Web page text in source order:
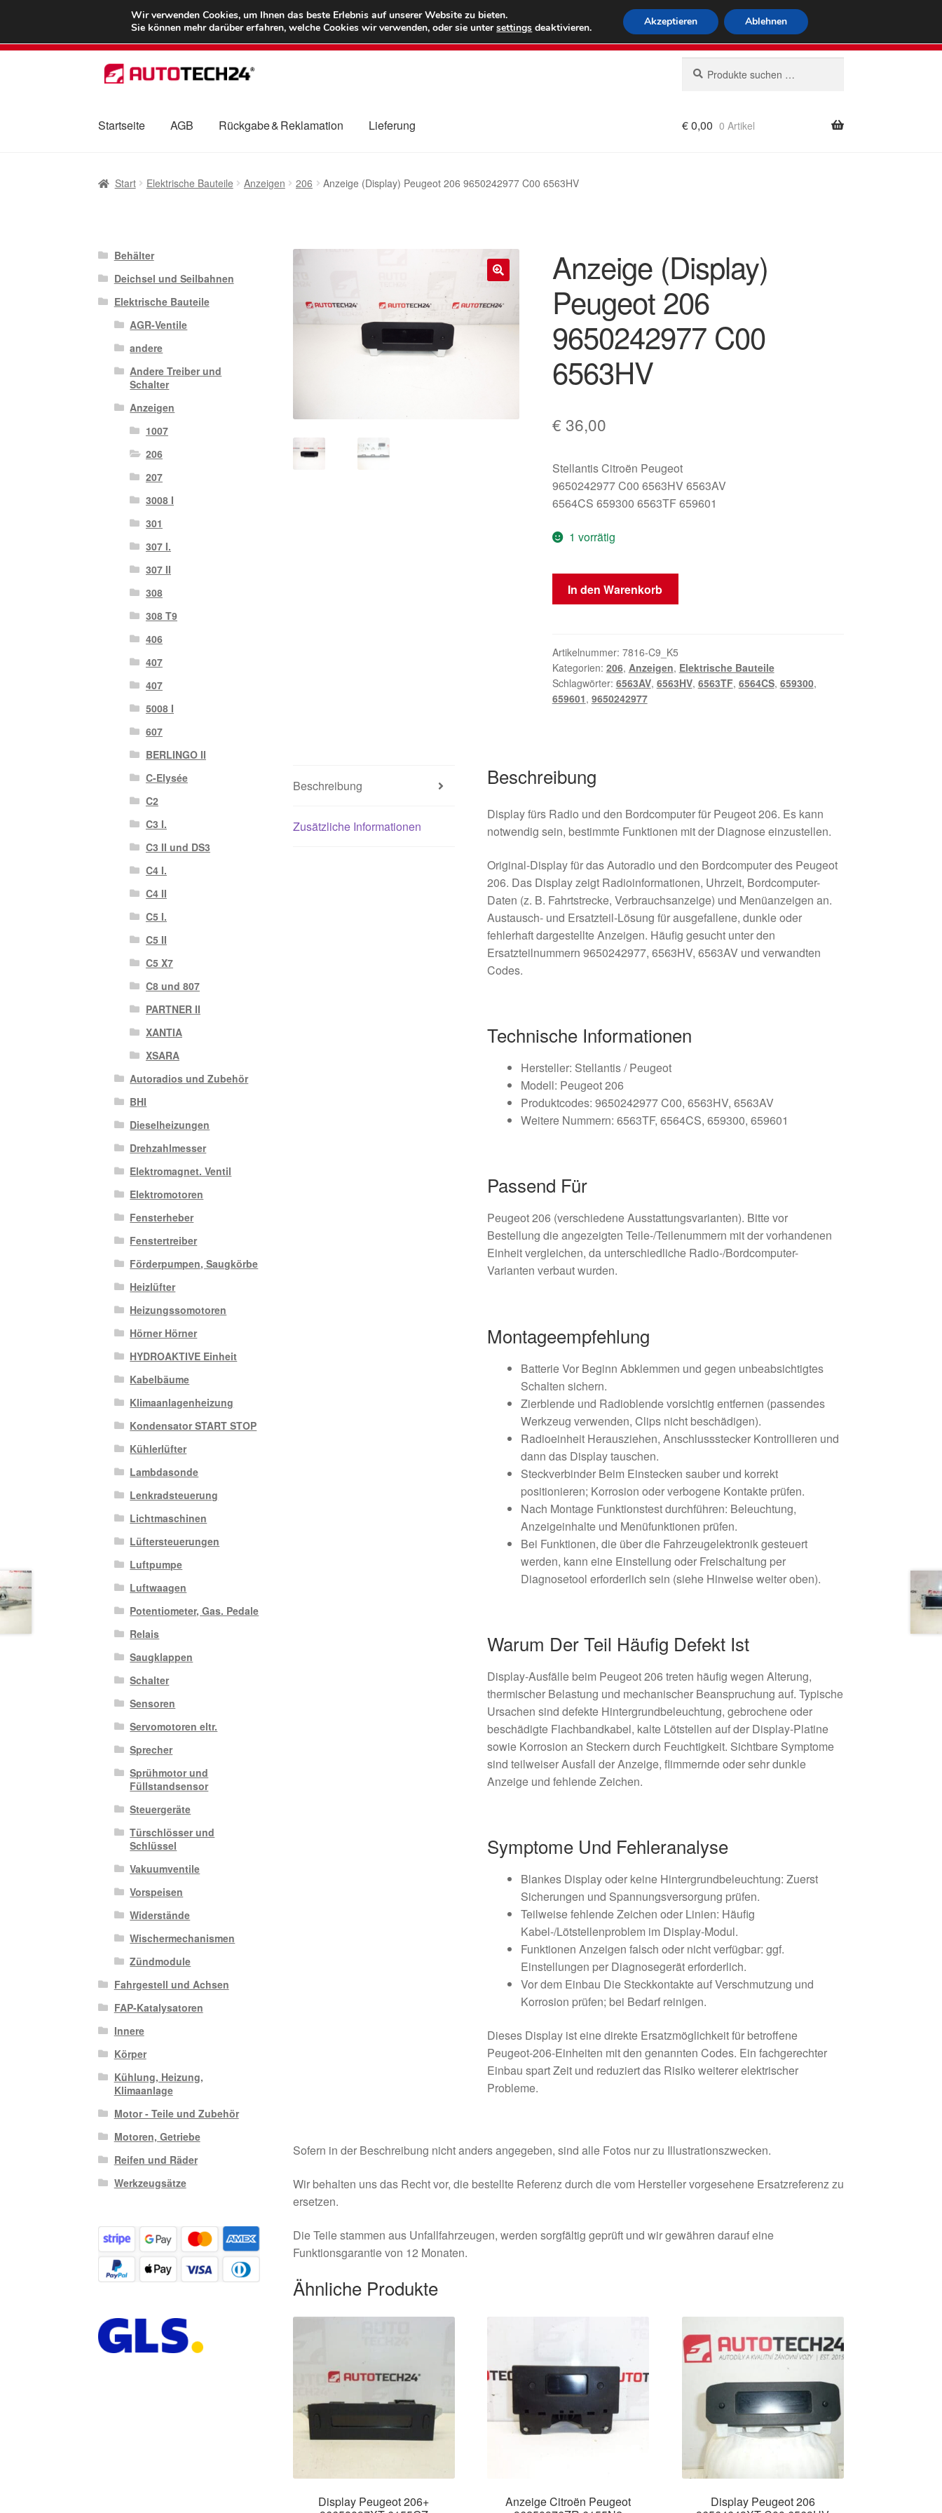
LIEFERUNG ab 6 EUR
Weltweiter Versand
(800) 500 564Mo-Fr 9-16 Uhr
Zur
Navigation
Zum
Inhalt
nach:
Startseite AGB Rückgabe & Reklamation Lieferung €0,00 0 Artikel
Start Elektrische Bauteile Anzeigen 206 Anzeige (Display) Peugeot 206 9650242977 C00 6563HV
Anzeige (Display)
Peugeot 206
9650242977 C00
6563HV
€ 36,00
Stellantis Citroën Peugeot
9650242977 C00 6563HV 6563AV
6564CS 659300 6563TF 659601
1 vorrätig
Anzeige
(Display)
9650242977
C00
6563HV
Menge
In den Warenkorb
Artikelnummer: 7816-C9_K5
Kategorien: 206, Anzeigen, Elektrische Bauteile
Schlagwörter: 6563AV, 6563HV, 6563TF, 6564CS, 659300,
659601, 9650242977
Beschreibung
Zusätzliche Informationen
Beschreibung
Display fürs Radio und den Bordcomputer für Peugeot 206. Es kann
notwendig sein, bestimmte Funktionen mit der Diagnose einzustellen.
Original-Display für das Autoradio und den Bordcomputer des Peugeot
206. Das Display zeigt Radioinformationen, Uhrzeit, Bordcomputer-
Daten (z. B. Fahrtstrecke, Verbrauchsanzeige) und Menüanzeigen an.
Austausch- und Ersatzteil-Lösung für ausgefallene, dunkle oder
fehlerhaft dargestellte Anzeigen. Häufig gesucht unter den
Ersatzteilnummern 9650242977, 6563HV, 6563AV und verwandten
Codes.
Technische Informationen
Hersteller: Stellantis / Peugeot
Modell: Peugeot 206
Produktcodes: 9650242977 C00, 6563HV, 6563AV
Weitere Nummern: 6563TF, 6564CS, 659300, 659601
Passend Für
Peugeot 206 (verschiedene Ausstattungsvarianten). Bitte vor
Bestellung die angezeigten Teile-/Teilenummern mit der vorhandenen
Einheit vergleichen, da unterschiedliche Radio-/Bordcomputer-
Varianten verbaut wurden.
Montageempfehlung
Batterie Vor Beginn Abklemmen und gegen unbeabsichtigtes
Schalten sichern.
Zierblende und Radioblende vorsichtig entfernen (passendes
Werkzeug verwenden, Clips nicht beschädigen).
Radioeinheit Herausziehen, Anschlussstecker Kontrollieren und
dann das Display tauschen.
Steckverbinder Beim Einstecken sauber und korrekt
positionieren; Korrosion oder verbogene Kontakte prüfen.
Nach Montage Funktionstest durchführen: Beleuchtung,
Anzeigeinhalte und Menüfunktionen prüfen.
Bei Funktionen, die über die Fahrzeugelektronik gesteuert
werden, kann eine Einstellung oder Freischaltung per
Diagnosetool erforderlich sein (siehe Hinweise weiter oben).
Warum Der Teil Häufig Defekt Ist
Display-Ausfälle beim Peugeot 206 treten häufig wegen Alterung,
thermischer Belastung und mechanischer Beanspruchung auf. Typische
Ursachen sind defekte Hintergrundbeleuchtung, gebrochene oder
beschädigte Flachbandkabel, kalte Lötstellen auf der Display-Platine
sowie Korrosion an Steckern durch Feuchtigkeit. Sichtbare Symptome
sind teilweiser Ausfall der Anzeige, flimmernde oder sehr dunkle
Anzeige und fehlende Zeichen.
Symptome Und Fehleranalyse
Blankes Display oder keine Hintergrundbeleuchtung: Zuerst
Sicherungen und Spannungsversorgung prüfen.
Teilweise fehlende Zeichen oder Linien: Häufig
Kabel-/Lötstellenproblem im Display-Modul.
Funktionen Anzeigen falsch oder nicht verfügbar: ggf.
Einstellungen per Diagnosegerät erforderlich.
Vor dem Einbau Die Steckkontakte auf Verschmutzung und
Korrosion prüfen; bei Bedarf reinigen.
Dieses Display ist eine direkte Ersatzmöglichkeit für betroffene
Peugeot‑206‑Einheiten mit den genannten Codes. Ein fachgerechter
Einbau spart Zeit und reduziert das Risiko weiterer elektrischer
Probleme.
Sofern in der Beschreibung nicht anders angegeben, sind alle Fotos nur zu Illustrationszwecken.
Wir behalten uns das Recht vor, die bestellte Referenz durch die vom Hersteller vorgesehene Ersatzreferenz zu
ersetzen.
Die Teile stammen aus Unfallfahrzeugen, werden sorgfältig geprüft und wir gewähren darauf eine
Funktionsgarantie von 12 Monaten.
Ähnliche Produkte
Display Peugeot 206+
Anzeige Citroën Peugeot
Display Peugeot 206
Behälter
Deichsel und Seilbahnen
Elektrische Bauteile
AGR-Ventile
andere
Andere Treiber und
Schalter
Anzeigen
1007
206
207
3008 I
301
307 I.
307 II
308
308 T9
406
407
407
5008 I
607
BERLINGO II
C-Elysée
C2
C3 I.
C3 II und DS3
C4 I.
C4 II
C5 I.
C5 II
C5 X7
C8 und 807
PARTNER II
XANTIA
XSARA
Autoradios und Zubehör
BHI
Dieselheizungen
Drehzahlmesser
Elektromagnet. Ventil
Elektromotoren
Fensterheber
Fenstertreiber
Förderpumpen, Saugkörbe
Heizlüfter
Heizungssomotoren
Hörner Hörner
HYDROAKTIVE Einheit
Kabelbäume
Klimaanlagenheizung
Kondensator START STOP
Kühlerlüfter
Lambdasonde
Lenkradsteuerung
Lichtmaschinen
Lüftersteuerungen
Luftpumpe
Luftwaagen
Potentiometer, Gas. Pedale
Relais
Saugklappen
Schalter
Sensoren
Servomotoren eltr.
Sprecher
Sprühmotor und
Füllstandsensor
Steuergeräte
Türschlösser und
Schlüssel
Vakuumventile
Vorspeisen
Widerstände
Wischermechanismen
Zündmodule
Fahrgestell und Achsen
FAP-Katalysatoren
Innere
Körper
Kühlung, Heizung,
Klimaanlage
Motor - Teile und Zubehör
Motoren, Getriebe
Reifen und Räder
Werkzeugsätze
Wir verwenden Cookies, um Ihnen das beste Erlebnis auf unserer Website zu bieten.
Sie können mehr darüber erfahren, welche Cookies wir verwenden, oder sie untersettings deaktivieren. Akzeptieren Ablehnen